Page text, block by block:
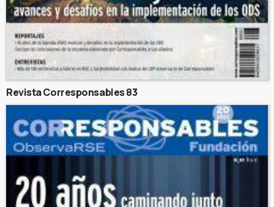
Revista Corresponsables 83